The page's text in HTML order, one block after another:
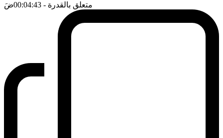
متعلق بالقدرة - 00:04:43 ضَ